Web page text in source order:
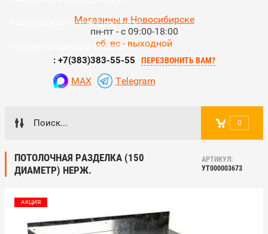
КАК ОБЕСПЕЧИТЬ ХОРОШУЮ ТЯГУ?
УСЛОВИЯ И ПОРЯДОК ВОЗВРАТА
Магазины в Новосибирске
пн-пт - с 09:00-18:00
сб, вс - выходной
: +7(383)383-55-55 ПЕРЕЗВОНИТЬ ВАМ?
MAX Telegram
0
ПОТОЛОЧНАЯ РАЗДЕЛКА (150
ДИАМЕТР) НЕРЖ.
АРТИКУЛ:
УТ000003673
АКЦИЯ